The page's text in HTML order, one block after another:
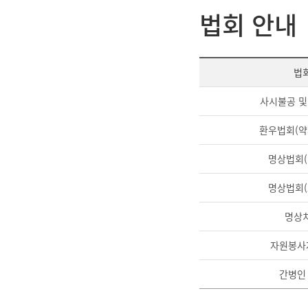
법회 안내
법
사시불공
환우법회(
명상법회
명상법회
명상
자원봉
간병